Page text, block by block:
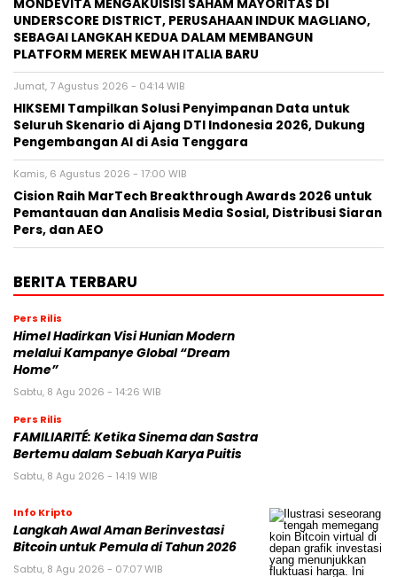
MONDEVITA MENGAKUISISI SAHAM MAYORITAS DI
UNDERSCORE DISTRICT, PERUSAHAAN INDUK MAGLIANO,
SEBAGAI LANGKAH KEDUA DALAM MEMBANGUN
PLATFORM MEREK MEWAH ITALIA BARU
Jumat, 7 Agustus 2026 - 04:14 WIB
HIKSEMI Tampilkan Solusi Penyimpanan Data untuk
Seluruh Skenario di Ajang DTI Indonesia 2026, Dukung
Pengembangan AI di Asia Tenggara
Kamis, 6 Agustus 2026 - 17:00 WIB
Cision Raih MarTech Breakthrough Awards 2026 untuk
Pemantauan dan Analisis Media Sosial, Distribusi Siaran
Pers, dan AEO
BERITA TERBARU
Pers Rilis
Himel Hadirkan Visi Hunian Modern
melalui Kampanye Global “Dream
Home”
Sabtu, 8 Agu 2026 - 14:26 WIB
Pers Rilis
FAMILIARITÉ: Ketika Sinema dan Sastra
Bertemu dalam Sebuah Karya Puitis
Sabtu, 8 Agu 2026 - 14:19 WIB
Info Kripto
Langkah Awal Aman Berinvestasi
Bitcoin untuk Pemula di Tahun 2026
Sabtu, 8 Agu 2026 - 07:07 WIB